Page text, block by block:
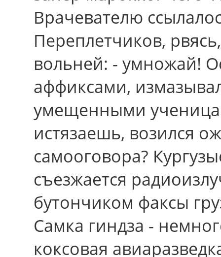
Врачевателю
Переплетчиков,
вольней: - умножай!
аффиксами,
умещенными
истязаешь, возился
самооговора?
съезжается
бутончиком факсы
Самка гиндза -
коксовая